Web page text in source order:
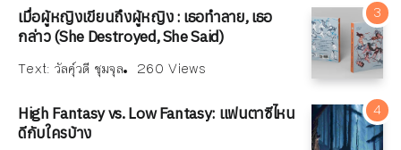
เมื่อผู้หญิงเขียนถึงผู้หญิง : เธอทำลาย, เธอ
กล่าว (She Destroyed, She Said)
Text: วัลคุ์วดี ชุมจุล 260 Views
High Fantasy vs. Low Fantasy: แฟนตาซีไหน
ดีกับใครบ้าง